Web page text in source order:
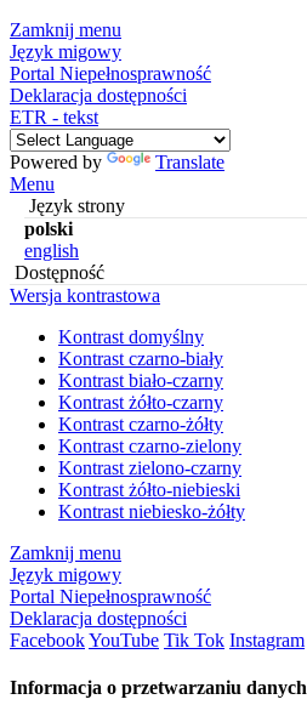
Zamknij menu
Język migowy
Portal Niepełnosprawność
Deklaracja dostępności
ETR - tekst
Powered by
Translate
Menu
Język strony
polski
english
Dostępność
Wersja kontrastowa
Kontrast domyślny
Kontrast czarno-biały
Kontrast biało-czarny
Kontrast żółto-czarny
Kontrast czarno-żółty
Kontrast czarno-zielony
Kontrast zielono-czarny
Kontrast żółto-niebieski
Kontrast niebiesko-żółty
Zamknij menu
Język migowy
Portal Niepełnosprawność
Deklaracja dostępności
FacebookYouTube Tik Tok Instagram
Informacja o przetwarzaniu danych